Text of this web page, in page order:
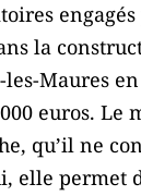
la
Maures
euros. Le
qu’il ne
elle permet